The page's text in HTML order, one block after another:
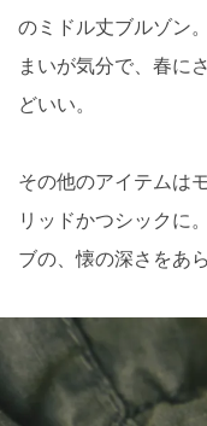
のミドル丈ブルゾン
まいが気分で、春に
どいい。
その他のアイテムは
リッドかつシックに
ブの、懐の深さをあ